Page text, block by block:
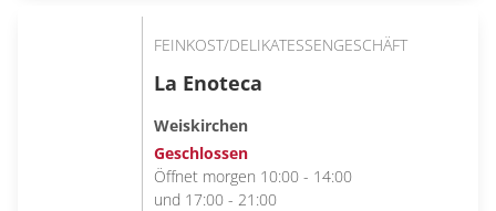
FEINKOST/DELIKATESSENGESCHÄFT
La Enoteca
Weiskirchen
Geschlossen
Öffnet morgen 10:00 - 14:00
und 17:00 - 21:00